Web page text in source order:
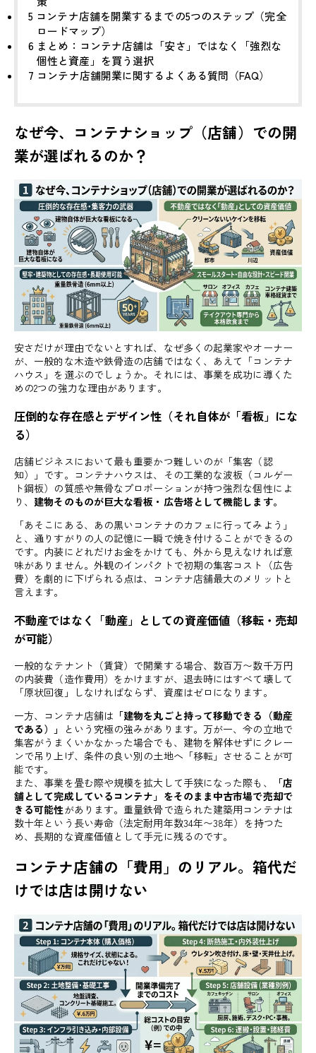
5 コンテナ店舗を開業するまでの5つのステップ（完全
ロードマップ）
6 まとめ：コンテナ店舗は「安さ」ではなく「強烈な
個性と資産」を買う選択
7 コンテナ店舗開業に関するよくある質問（FAQ）
なぜ今、コンテナショップ（店舗）での開
業が選ばれるのか？
安さだけが理由でないとすれば、なぜ多くの起業家やオーナー
が、一般的な木造や鉄骨造の店舗ではなく、あえて「コンテナ
ハウス」を選ぶのでしょうか。それには、事業を成功に導くた
めの2つの強力な理由があります。
圧倒的な存在感とデザイン性（それ自体が「看板」にな
る）
店舗ビジネスにおいて最も重要かつ難しいのが「集客（認
知）」です。コンテナハウスは、その工業的な波板（コルゲー
ト鋼板）の質感や無骨なプロポーションが持つ強烈な個性によ
り、 建物そのものが巨大な看板・広告塔として機能します。
「あそこにある、あの黒いコンテナのカフェに行ってみよう」
と、通りすがりの人の記憶に一瞬で焼き付けることができるの
です。内装にどれだけお金をかけても、外から見えなければ意
味がありません。外観のインパクトで初期の集客コスト（広告
費）を劇的に下げられる点は、コンテナ店舗最大のメリットと
言えます。
不動産ではなく「動産」としての資産価値（移転・売却
が可能）
一般的なテナント（賃貸）で開業する場合、数百万〜数千万円
の内装費（造作費用）をかけますが、退去時にはすべて壊して
「原状回復」しなければならず、資産はゼロになります。
一方、コンテナ店舗は 「建物を丸ごと持って移動できる（動産
である）」
という究極の強みがあります。万が一、今の立地で
集客がうまくいかなかった場合でも、建物を解体せずにクレー
ンで吊り上げ、条件の良い別の土地へ「移転」させることが可
能です。
また、事業を畳む際や規模を拡大して手狭になった際も、
「店
舗として完成しているコンテナ」をそのまま中古市場で売却で
きる可能性があります。重量鉄骨で造られた建築用コンテナは
数十年という長い寿命（法定耐用年数34年〜38年）を持つた
め、長期的な資産価値として手元に残るのです。
コンテナ店舗の「費用」のリアル。箱代だ
けでは店は開けない